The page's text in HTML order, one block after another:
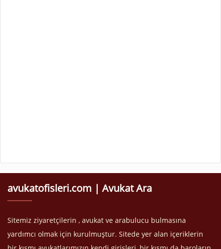
avukatofisleri.com | Avukat Ara
Sitemiz ziyaretçilerin , avukat ve arabulucu bulmasına
yardımcı olmak için kurulmuştur. Sitede yer alan içeriklerin